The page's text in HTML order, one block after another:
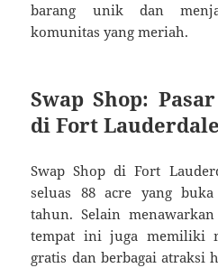
barang unik dan
komunitas yang meriah.
Swap Shop:
di Fort
Swap Shop di Fort
seluas 88 acre yang
tahun. Selain
tempat ini juga memiliki
gratis dan berbagai atraksi